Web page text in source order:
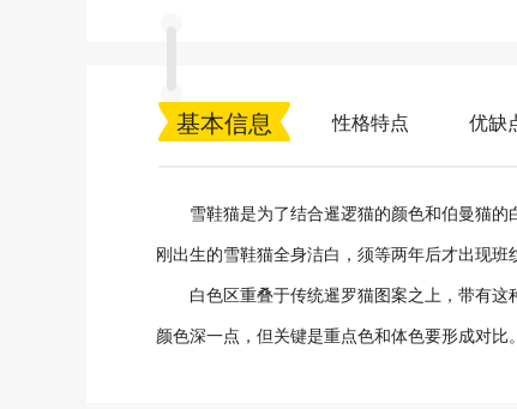
基本信息 性格特点 优缺
雪鞋猫是为了结合暹逻猫的颜色和伯曼猫的
刚出生的雪鞋猫全身洁白，须等两年后才出现
白色区重叠于传统暹罗猫图案之上，带有这
颜色深一点，但关键是重点色和体色要形成对比。